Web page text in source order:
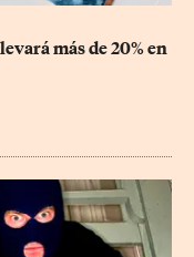
más de 20% en